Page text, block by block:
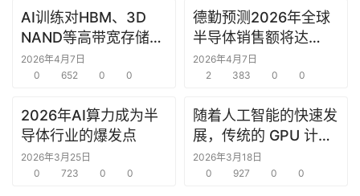
AI训练对HBM、3D
NAND等高带宽存储器
件的需求强劲
2026年4月7日
0
652 0 0
德勤预测2026年全球
半导体销售额将达
9750亿美元
2026年4月7日
2
383 0 0
2026年AI算力成为半
导体行业的爆发点
2026年3月25日
0
723 0 0
随着人工智能的快速发
展，传统的 GPU 计算
架构正面临挑战
2026年3月18日
0
927 0 0